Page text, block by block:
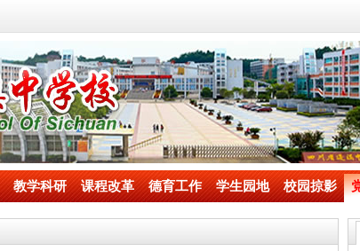
教学科研 课程改革 德育工作 学生园地 校园掠影